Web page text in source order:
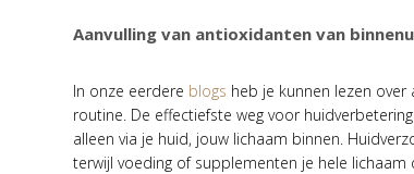
Aanvulling van antioxidanten van
In onze eerdere blogs heb je kunnen lezen
routine. De effectiefste weg voor
alleen via je huid, jouw lichaam binnen.
terwijl voeding of supplementen je hele